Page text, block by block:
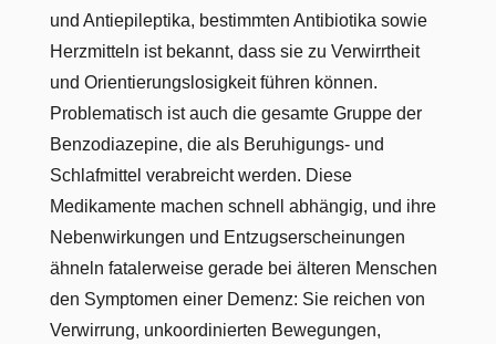
und Antiepileptika, bestimmten Antibiotika sowie
Herzmitteln ist bekannt, dass sie zu Verwirrtheit
und Orientierungslosigkeit führen können.
Problematisch ist auch die gesamte Gruppe der
Benzodiazepine, die als Beruhigungs- und
Schlafmittel verabreicht werden. Diese
Medikamente machen schnell abhängig, und ihre
Nebenwirkungen und Entzugserscheinungen
ähneln fatalerweise gerade bei älteren Menschen
den Symptomen einer Demenz: Sie reichen von
Verwirrung, unkoordinierten Bewegungen,